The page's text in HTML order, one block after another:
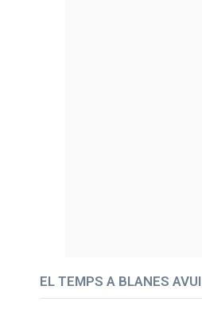
EL TEMPS A BLANES AVUI